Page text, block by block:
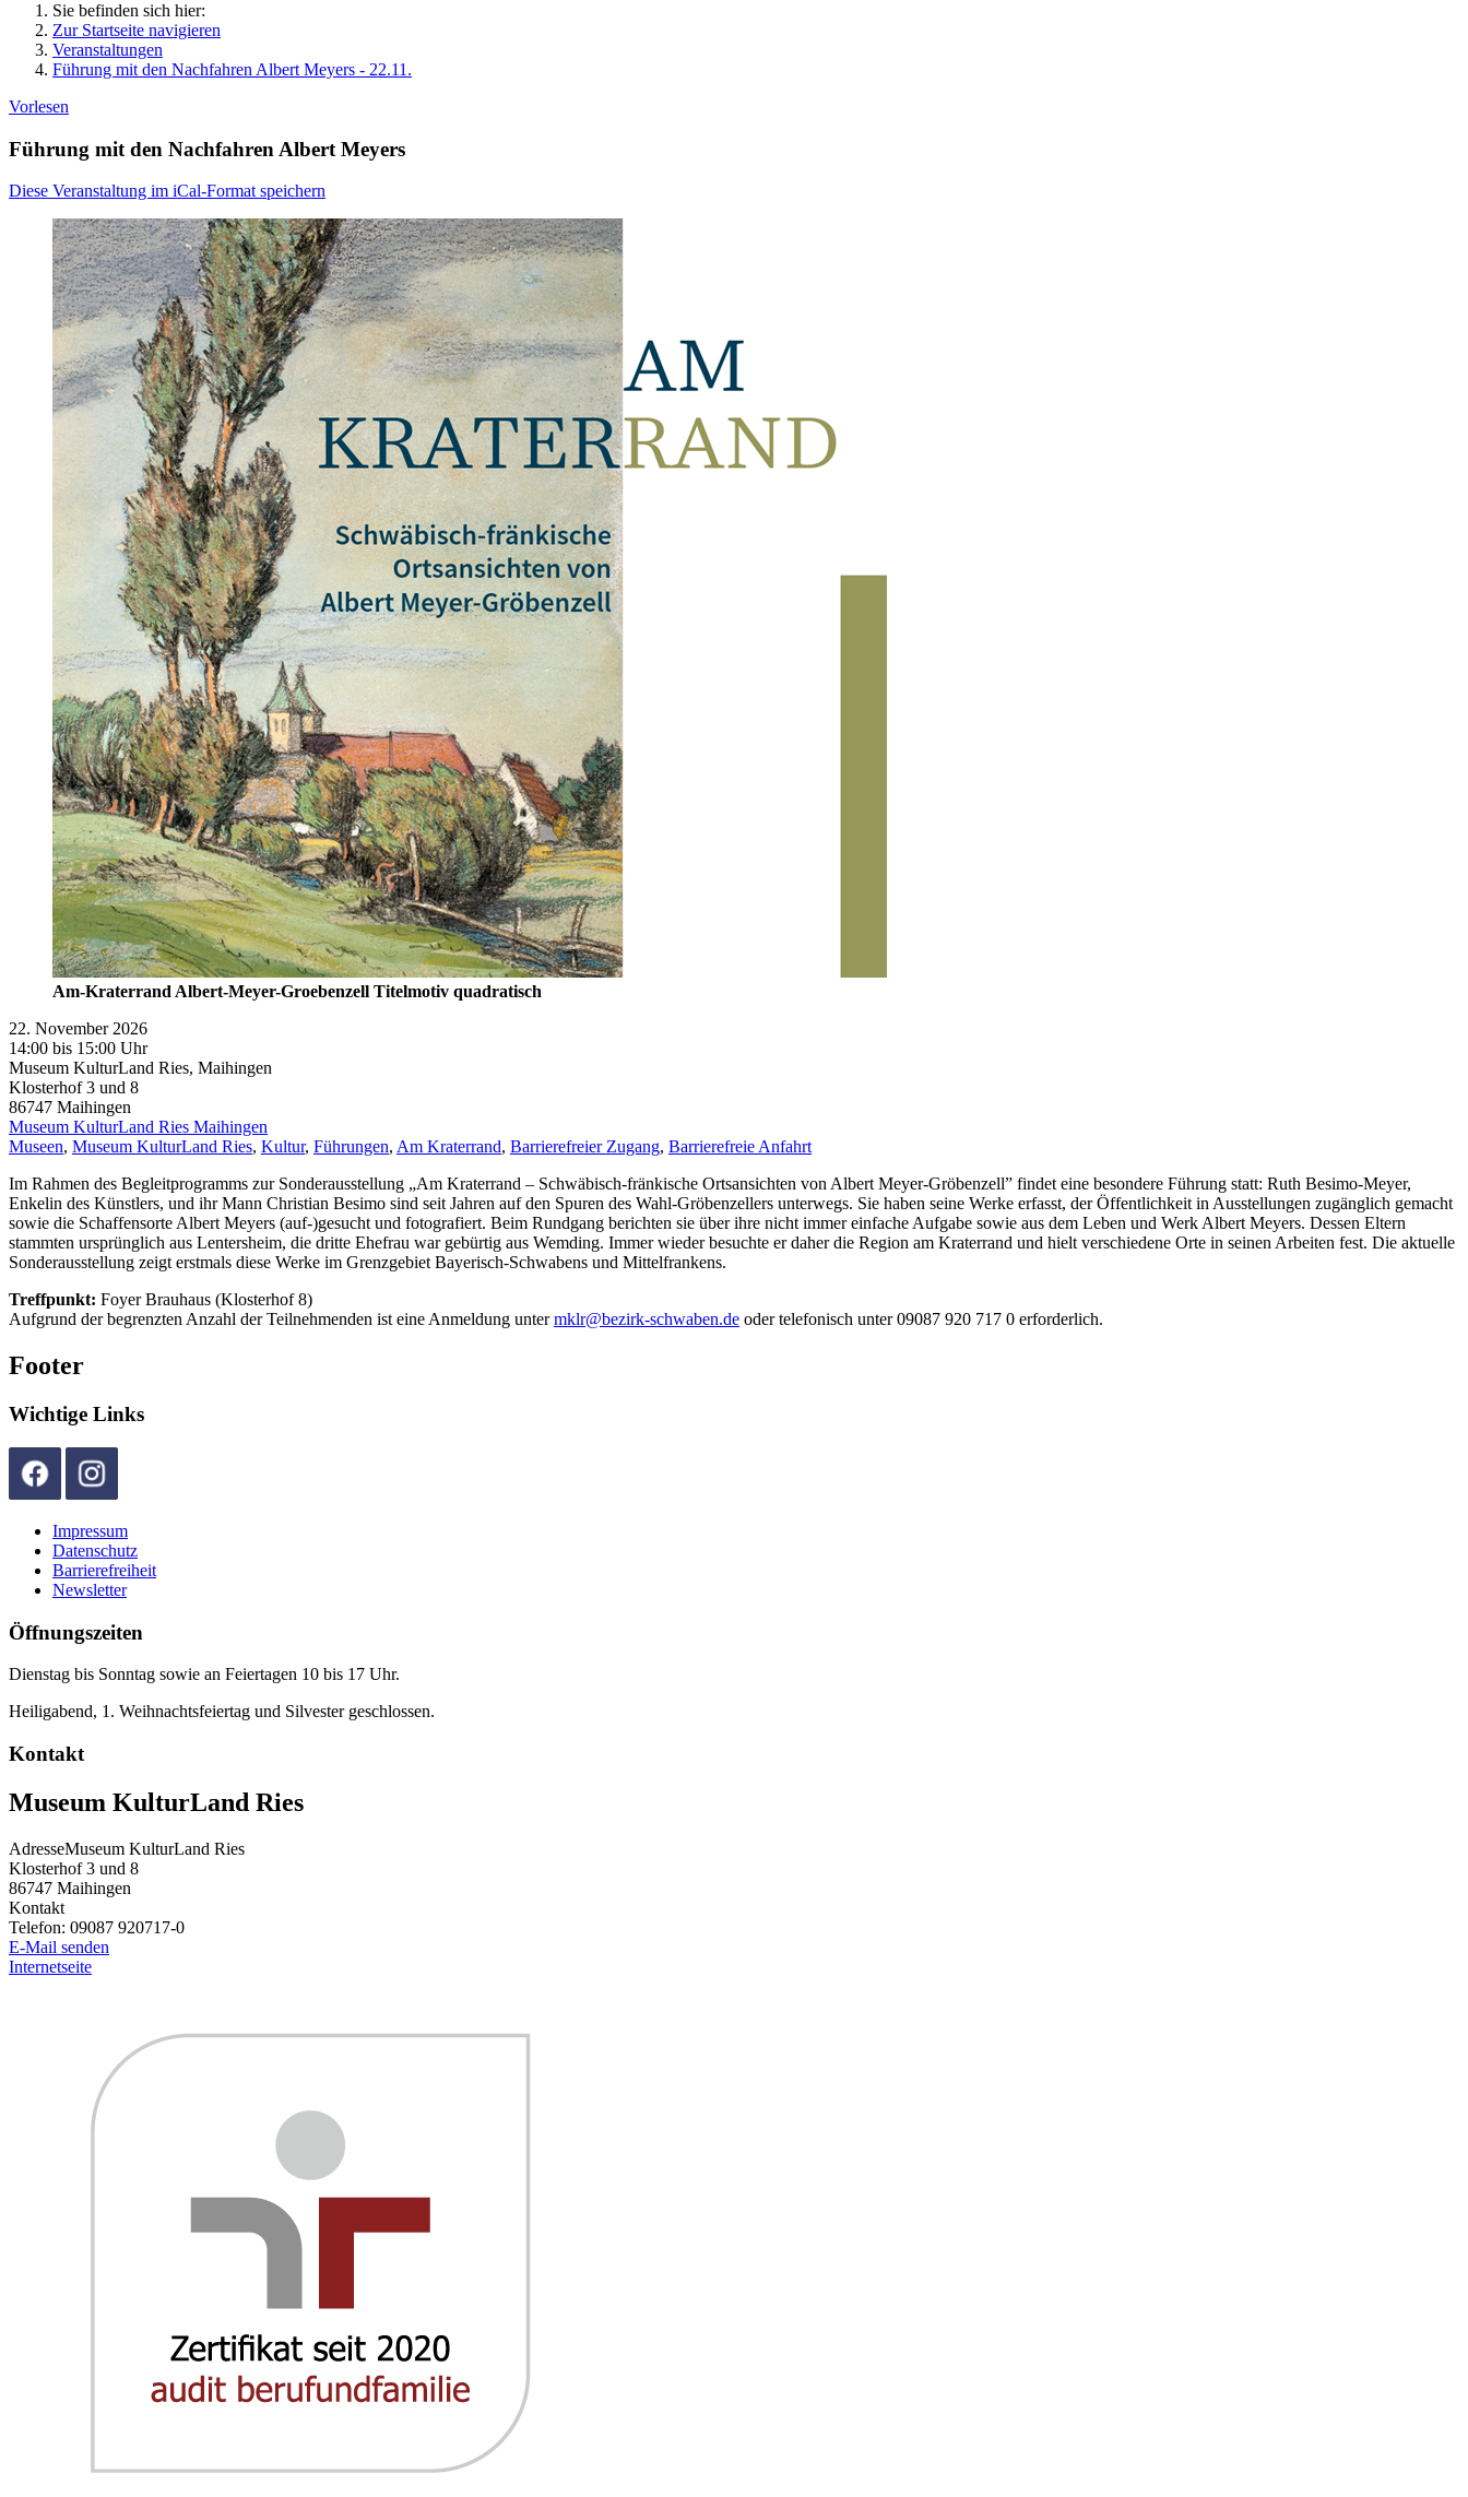
Sie befinden sich hier:
Zur Startseite navigieren
Veranstaltungen
Führung mit den Nachfahren Albert Meyers - 22.11.
Vorlesen
Führung mit den Nachfahren Albert Meyers
Diese Veranstaltung im iCal-Format speichern
Am-Kraterrand Albert-Meyer-Groebenzell Titelmotiv quadratisch
22. November 2026
14:00 bis 15:00 Uhr
Museum KulturLand Ries, Maihingen
Klosterhof 3 und 8
86747 Maihingen
Museum KulturLand Ries Maihingen
Museen, Museum KulturLand Ries, Kultur, Führungen, Am Kraterrand, Barrierefreier Zugang, Barrierefreie Anfahrt
Im Rahmen des Begleitprogramms zur Sonderausstellung „Am Kraterrand – Schwäbisch-fränkische Ortsansichten von Albert Meyer-Gröbenzell” findet eine besondere Führung statt: Ruth Besimo-Meyer,
Enkelin des Künstlers, und ihr Mann Christian Besimo sind seit Jahren auf den Spuren des Wahl-Gröbenzellers unterwegs. Sie haben seine Werke erfasst, der Öffentlichkeit in Ausstellungen zugänglich gemacht
sowie die Schaffensorte Albert Meyers (auf-)gesucht und fotografiert. Beim Rundgang berichten sie über ihre nicht immer einfache Aufgabe sowie aus dem Leben und Werk Albert Meyers. Dessen Eltern
stammten ursprünglich aus Lentersheim, die dritte Ehefrau war gebürtig aus Wemding. Immer wieder besuchte er daher die Region am Kraterrand und hielt verschiedene Orte in seinen Arbeiten fest. Die aktuelle
Sonderausstellung zeigt erstmals diese Werke im Grenzgebiet Bayerisch-Schwabens und Mittelfrankens.
Treffpunkt: Foyer Brauhaus (Klosterhof 8)
Aufgrund der begrenzten Anzahl der Teilnehmenden ist eine Anmeldung untermklr@bezirk-schwaben.de oder telefonisch unter 09087 920 717 0 erforderlich.
Footer
Wichtige Links
Impressum
Datenschutz
Barrierefreiheit
Newsletter
Öffnungszeiten
Dienstag bis Sonntag sowie an Feiertagen 10 bis 17 Uhr.
Heiligabend, 1. Weihnachtsfeiertag und Silvester geschlossen.
Kontakt
Museum KulturLand Ries
AdresseMuseum KulturLand Ries
Klosterhof 3 und 8
86747 Maihingen
Kontakt
Telefon: 09087 920717-0
E-Mail senden
Internetseite